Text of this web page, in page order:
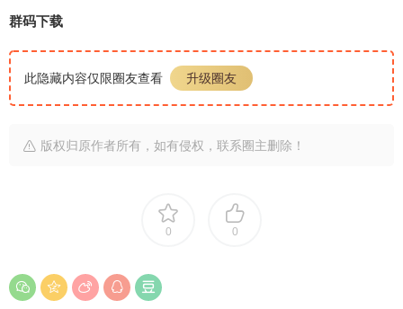
群码下载
此隐藏内容仅限圈友查看 升级圈友
版权归原作者所有，如有侵权，联系圈主删除！
0 0